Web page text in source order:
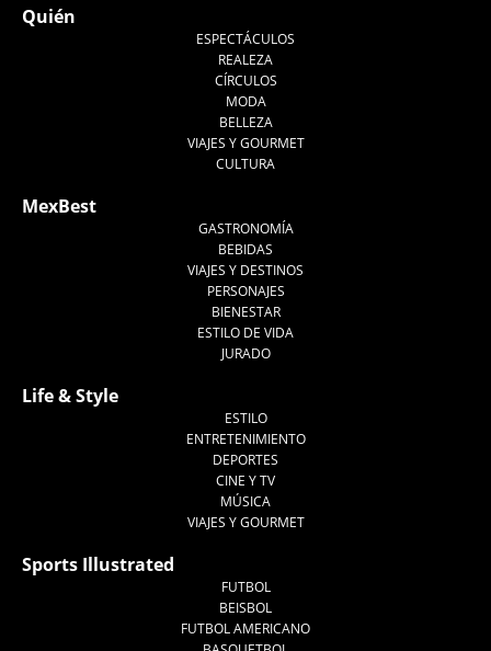
Quién
ESPECTÁCULOS
REALEZA
CÍRCULOS
MODA
BELLEZA
VIAJES Y GOURMET
CULTURA
MexBest
GASTRONOMÍA
BEBIDAS
VIAJES Y DESTINOS
PERSONAJES
BIENESTAR
ESTILO DE VIDA
JURADO
Life & Style
ESTILO
ENTRETENIMIENTO
DEPORTES
CINE Y TV
MÚSICA
VIAJES Y GOURMET
Sports Illustrated
FUTBOL
BEISBOL
FUTBOL AMERICANO